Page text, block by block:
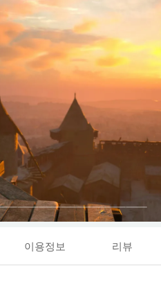
이용정보 리뷰